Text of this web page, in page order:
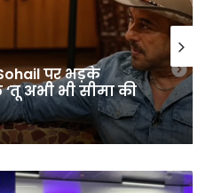
ब्राइडल फोटोशूट हुआ
तस्वीरें
अभी भी सीमा की